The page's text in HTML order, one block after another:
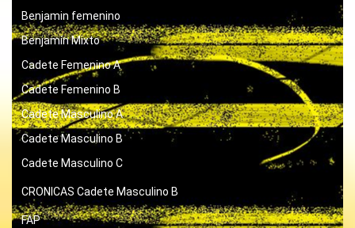
Benjamin femenino
Benjamín Mixto
Cadete Femenino A
Cadete Femenino B
Cadete Masculino A
Cadete Masculino B
Cadete Masculino C
CRONICAS Cadete Masculino B
FAP